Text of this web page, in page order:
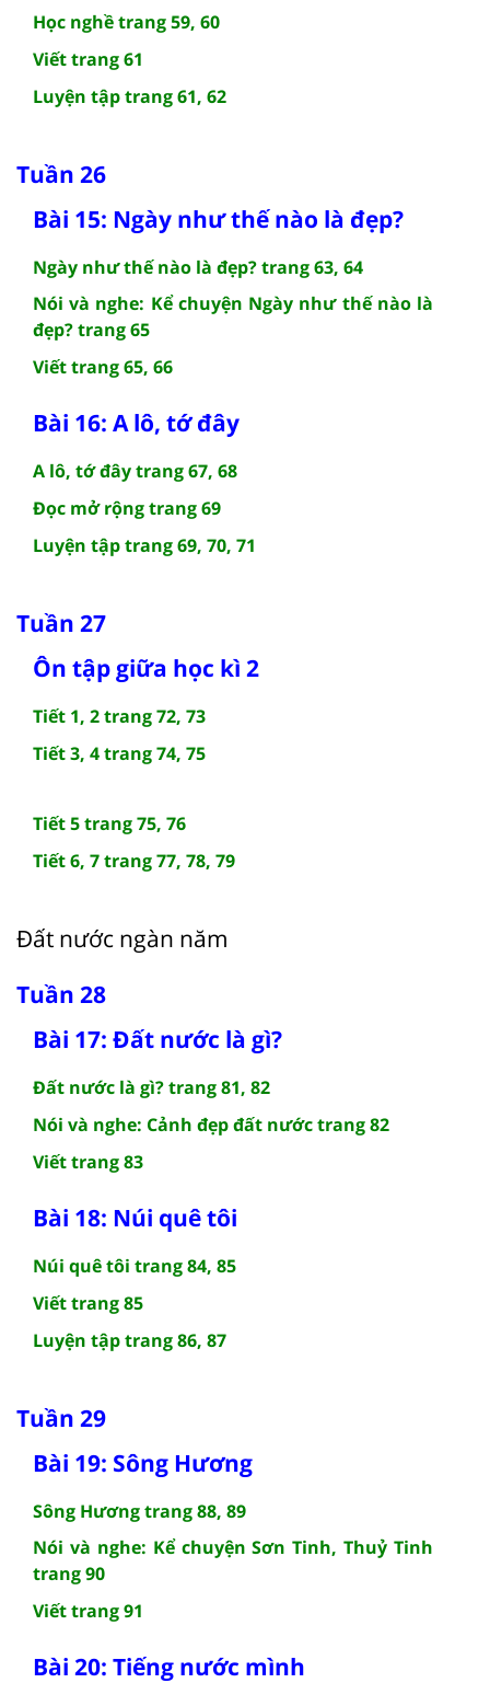
Học nghề trang 59, 60
Viết trang 61
Luyện tập trang 61, 62
Tuần 26
Bài 15: Ngày như thế nào là đẹp?
Ngày như thế nào là đẹp? trang 63, 64
Nói và nghe: Kể chuyện Ngày như thế nào là
đẹp? trang 65
Viết trang 65, 66
Bài 16: A lô, tớ đây
A lô, tớ đây trang 67, 68
Đọc mở rộng trang 69
Luyện tập trang 69, 70, 71
Tuần 27
Ôn tập giữa học kì 2
Tiết 1, 2 trang 72, 73
Tiết 3, 4 trang 74, 75
Tiết 5 trang 75, 76
Tiết 6, 7 trang 77, 78, 79
Đất nước ngàn năm
Tuần 28
Bài 17: Đất nước là gì?
Đất nước là gì? trang 81, 82
Nói và nghe: Cảnh đẹp đất nước trang 82
Viết trang 83
Bài 18: Núi quê tôi
Núi quê tôi trang 84, 85
Viết trang 85
Luyện tập trang 86, 87
Tuần 29
Bài 19: Sông Hương
Sông Hương trang 88, 89
Nói và nghe: Kể chuyện Sơn Tinh, Thuỷ Tinh
trang 90
Viết trang 91
Bài 20: Tiếng nước mình